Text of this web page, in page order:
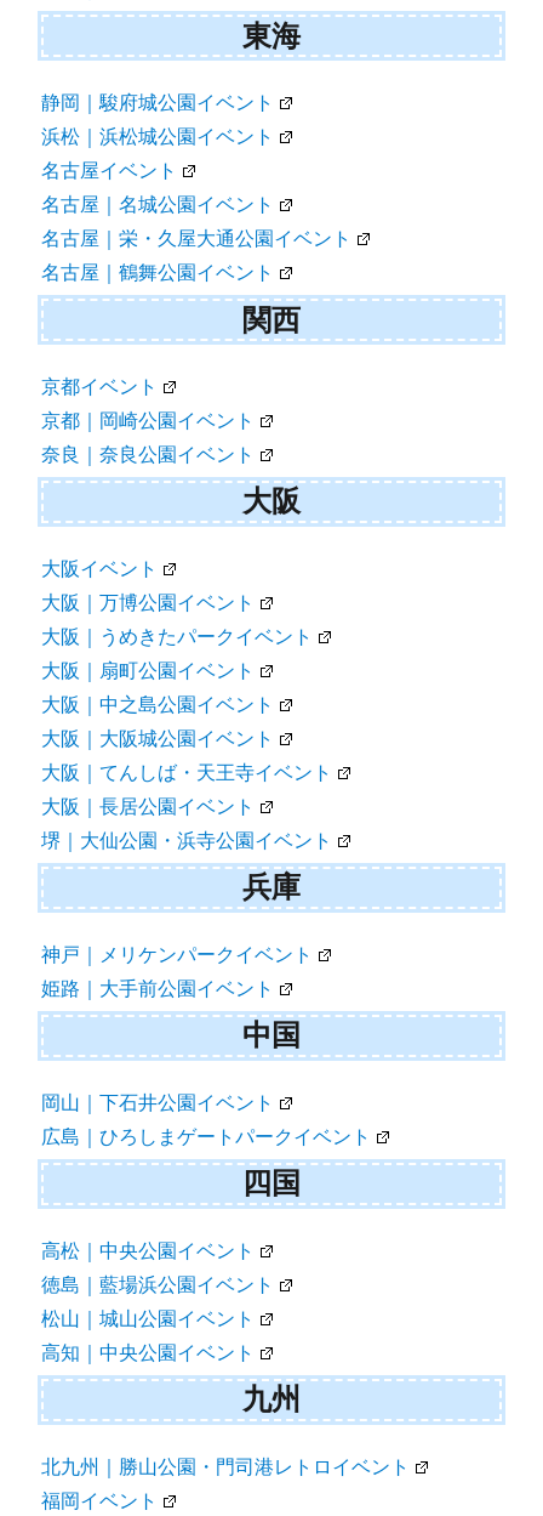
東海
静岡｜駿府城公園イベント
浜松｜浜松城公園イベント
名古屋イベント
名古屋｜名城公園イベント
名古屋｜栄・久屋大通公園イベント
名古屋｜鶴舞公園イベント
関西
京都イベント
京都｜岡崎公園イベント
奈良｜奈良公園イベント
大阪
大阪イベント
大阪｜万博公園イベント
大阪｜うめきたパークイベント
大阪｜扇町公園イベント
大阪｜中之島公園イベント
大阪｜大阪城公園イベント
大阪｜てんしば・天王寺イベント
大阪｜長居公園イベント
堺｜大仙公園・浜寺公園イベント
兵庫
神戸｜メリケンパークイベント
姫路｜大手前公園イベント
中国
岡山｜下石井公園イベント
広島｜ひろしまゲートパークイベント
四国
高松｜中央公園イベント
徳島｜藍場浜公園イベント
松山｜城山公園イベント
高知｜中央公園イベント
九州
北九州｜勝山公園・門司港レトロイベント
福岡イベント